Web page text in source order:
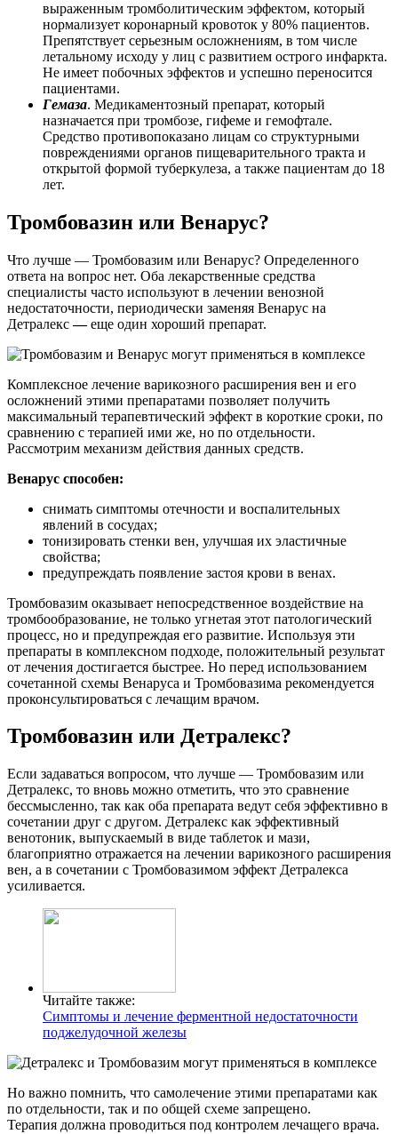
выраженным тромболитическим эффектом, который
нормализует коронарный кровоток у 80% пациентов.
Препятствует серьезным осложнениям, в том числе
летальному исходу у лиц с развитием острого инфаркта.
Не имеет побочных эффектов и успешно переносится
пациентами.
Гемаза. Медикаментозный препарат, который
назначается при тромбозе, гифеме и гемофтале.
Средство противопоказано лицам со структурными
повреждениями органов пищеварительного тракта и
открытой формой туберкулеза, а также пациентам до 18
лет.
Тромбовазин или Венарус?
Что лучше — Тромбовазим или Венарус? Определенного
ответа на вопрос нет. Оба лекарственные средства
специалисты часто используют в лечении венозной
недостаточности, периодически заменяя Венарус на
Детралекс—еще один хороший препарат.
Комплексное лечение варикозного расширения вен и его
осложнений этими препаратами позволяет получить
максимальный терапевтический эффект в короткие сроки, по
сравнению с терапией ими же, но по отдельности.
Рассмотрим механизм действия данных средств.
Венарус способен:
снимать симптомы отечности и воспалительных
явлений в сосудах;
тонизировать стенки вен, улучшая их эластичные
свойства;
предупреждать появление застоя крови в венах.
Тромбовазим оказывает непосредственное воздействие на
тромбообразование, не только угнетая этот патологический
процесс, но и предупреждая его развитие. Используя эти
препараты в комплексном подходе, положительный результат
от лечения достигается быстрее. Но перед использованием
сочетанной схемы Венаруса и Тромбовазима рекомендуется
проконсультироваться с лечащим врачом.
Тромбовазин или Детралекс?
Если задаваться вопросом, что лучше — Тромбовазим или
Детралекс, то вновь можно отметить, что это сравнение
бессмысленно, так как оба препарата ведут себя эффективно в
сочетании друг с другом. Детралекс как эффективный
венотоник, выпускаемый в виде таблеток и мази,
благоприятно отражается на лечении варикозного расширения
вен, а в сочетании с Тромбовазимом эффект Детралекса
усиливается.
Читайте также:
Симптомы и лечение ферментной недостаточности
поджелудочной железы
Но важно помнить, что самолечение этими препаратами как
по отдельности, так и по общей схеме запрещено.
Терапия должна проводиться под контролем лечащего врача.